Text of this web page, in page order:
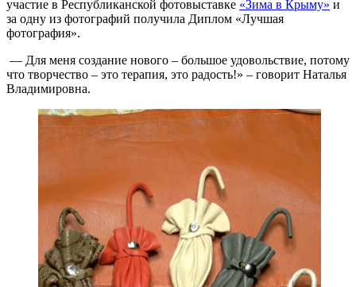
участие в Республиканской фотовыставке «Зима в Крыму» и
за одну из фотографий получила Диплом «Лучшая
фотография».
— Для меня создание нового – большое удовольствие, потому
что творчество – это терапия, это радость!» – говорит Наталья
Владимировна.